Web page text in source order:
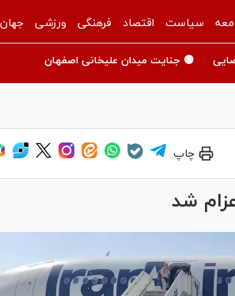
سیاست اقتصاد فرهنگی ورزشی جهان
🟡 جنایت میدان علیخانی اصفهان
چاپ
شد